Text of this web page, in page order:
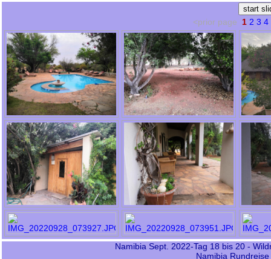
<prior page 1 2 3 4
Namibia Sept. 2022-Tag 18 bis 20 -
Namibia